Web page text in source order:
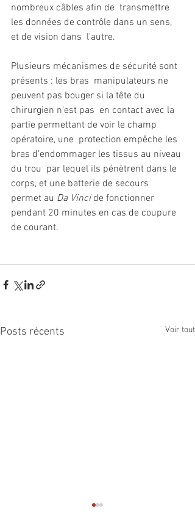
nombreux câbles afin de  transmettre
les données de contrôle dans un sens,
et de vision dans  l'autre.
Plusieurs mécanismes de sécurité sont
présents : les bras  manipulateurs ne
peuvent pas bouger si la tête du
chirurgien n'est pas  en contact avec la
partie permettant de voir le champ
opératoire, une  protection empêche les
bras d'endommager les tissus au niveau
du trou  par lequel ils pénètrent dans le
corps, et une batterie de secours
permet au Da Vinci de fonctionner
pendant 20 minutes en cas de coupure
de courant.
Posts récents Voir tout